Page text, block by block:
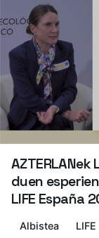
duen
LIFE España
Albistea